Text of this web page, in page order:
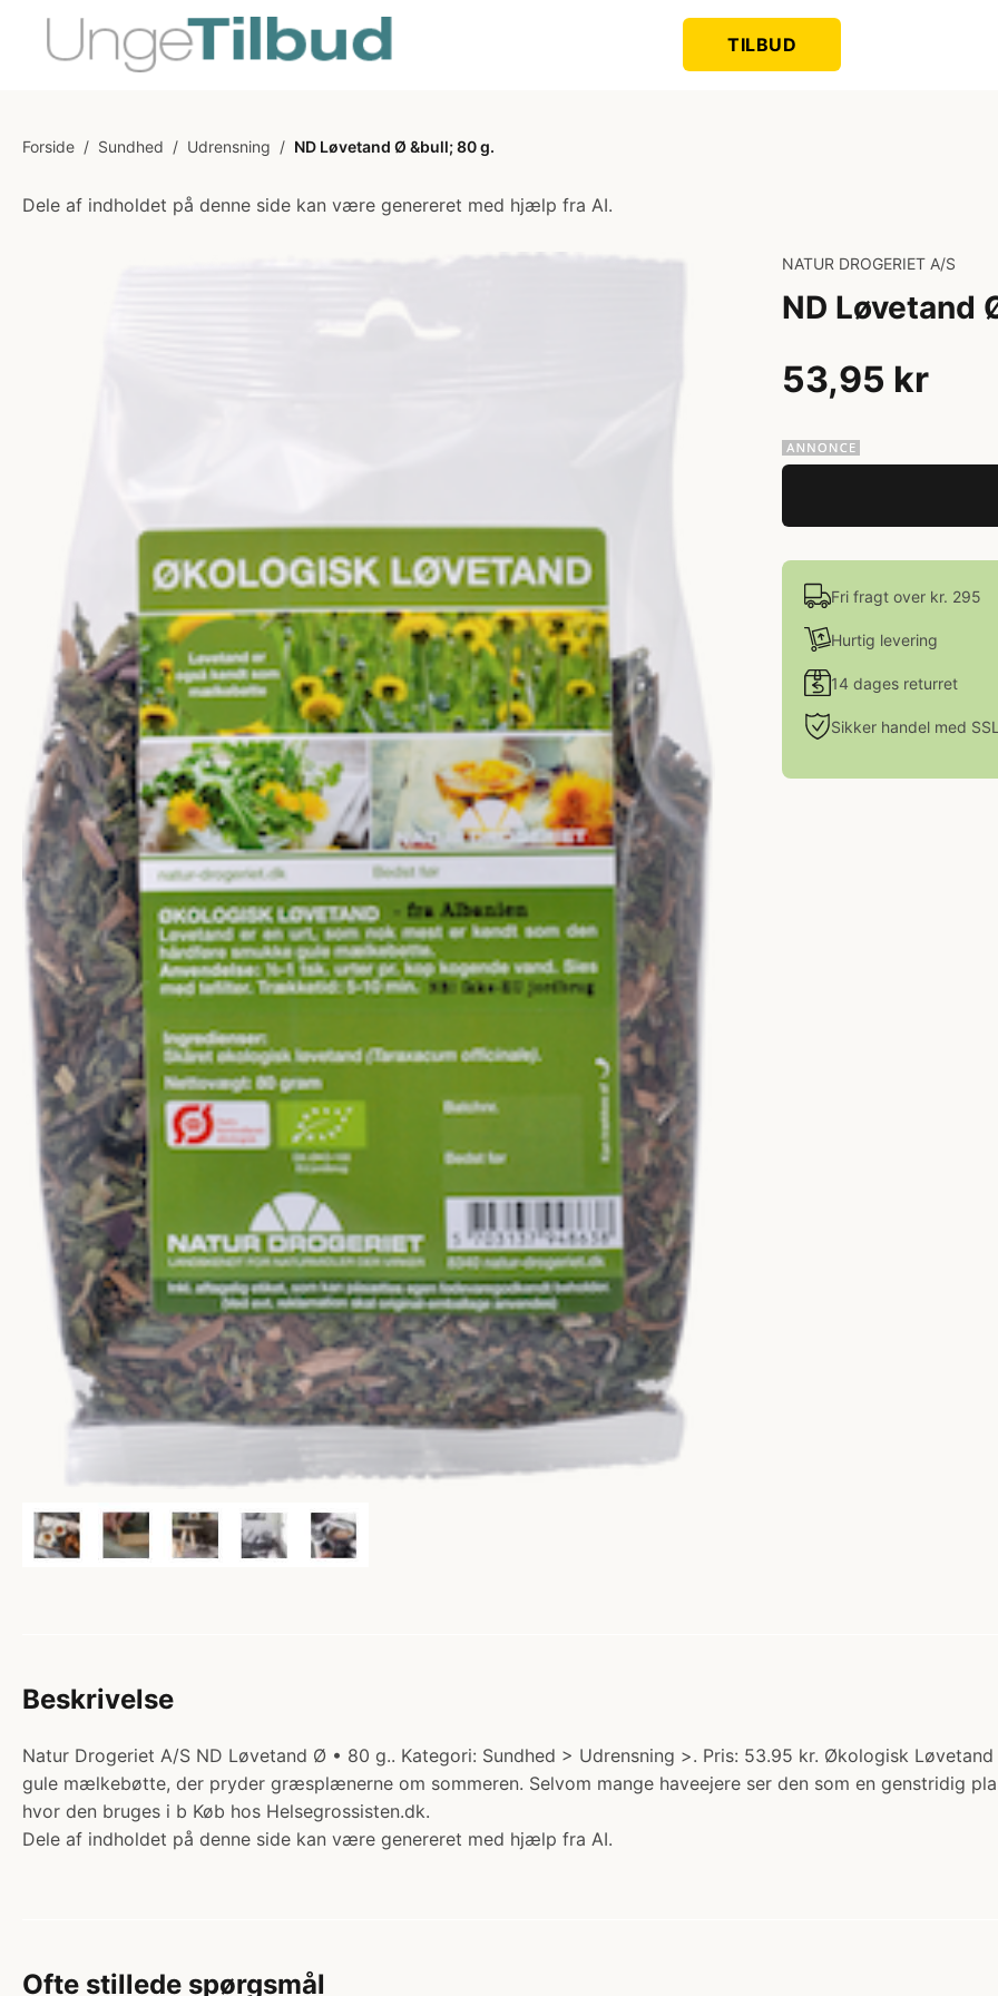
TILBUD
Forside / Sundhed / Udrensning / ND Løvetand Ø &bull; 80 g.
Dele af indholdet på denne side kan være genereret med hjælp fra AI.
NATUR DROGERIET A/S
ND Løvetand
53,95 kr
Fri fragt over kr. 295
Hurtig levering
14 dages returret
Sikker handel med
Beskrivelse
Natur Drogeriet A/S ND Løvetand Ø • 80 g.. Kategori: Sundhed > Udrensning >. Pris: 53.95 kr. Økologisk
gule mælkebøtte, der pryder græsplænerne om sommeren. Selvom mange haveejere ser den som en genstridig
hvor den bruges i b Køb hos Helsegrossisten.dk.
Dele af indholdet på denne side kan være genereret med hjælp fra AI.
Ofte stillede spørgsmål